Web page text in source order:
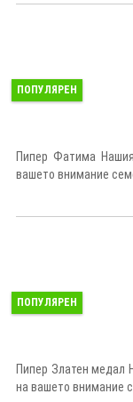
ПОПУЛЯРЕН
Пипер Фатима
вашето внимание
ПОПУЛЯРЕН
Пипер Златен медал
на вашето внимание